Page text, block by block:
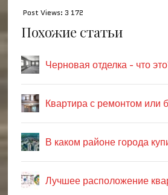
Post Views: 3 172
Похожие статьи
Черновая отделка - что
Квартира с ремонтом или
В каком районе города
Лучшее расположение